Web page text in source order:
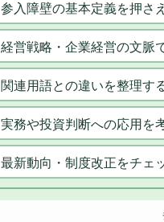
参入障壁の基本定義を押さ
経営戦略・企業経営の文脈
関連用語との違いを整理す
実務や投資判断への応用を
最新動向・制度改正をチェ